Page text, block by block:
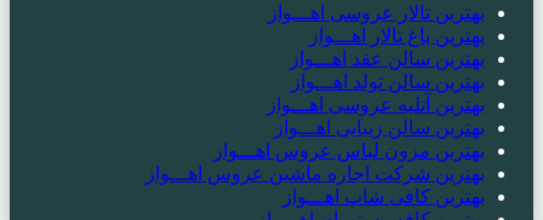
بهترین تالار عروسی اهـــواز
بهترین باغ تالار اهـــواز
بهترین سالن عقد اهـــواز
بهترین سالن تولد اهـــواز
بهترین آتلیه عروسی اهـــواز
بهترین سالن زیبایی اهـــواز
بهترین مزون لباس عروس اهـــواز
بهترین شرکت اجاره ماشین عروس اهـــواز
بهترین کافی شاپ اهـــواز